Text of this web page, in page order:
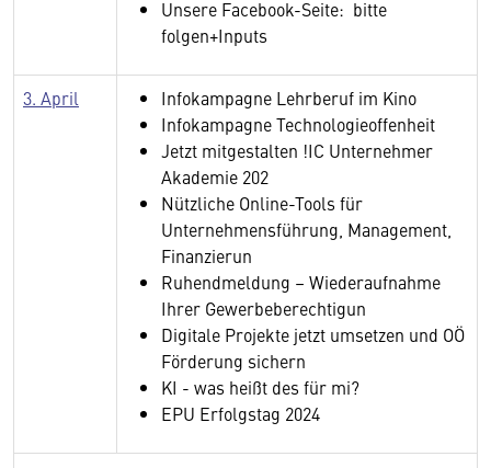
Unsere Facebook-Seite: bitte
folgen+Inputs
3. April
Infokampagne Lehrberuf im Kino
Infokampagne Technologieoffenheit
Jetzt mitgestalten !IC Unternehmer
Akademie 202
Nützliche Online-Tools für
Unternehmensführung, Management,
Finanzierun
Ruhendmeldung – Wiederaufnahme
Ihrer Gewerbeberechtigun
Digitale Projekte jetzt umsetzen und OÖ
Förderung sichern
KI - was heißt des für mi?
EPU Erfolgstag 2024